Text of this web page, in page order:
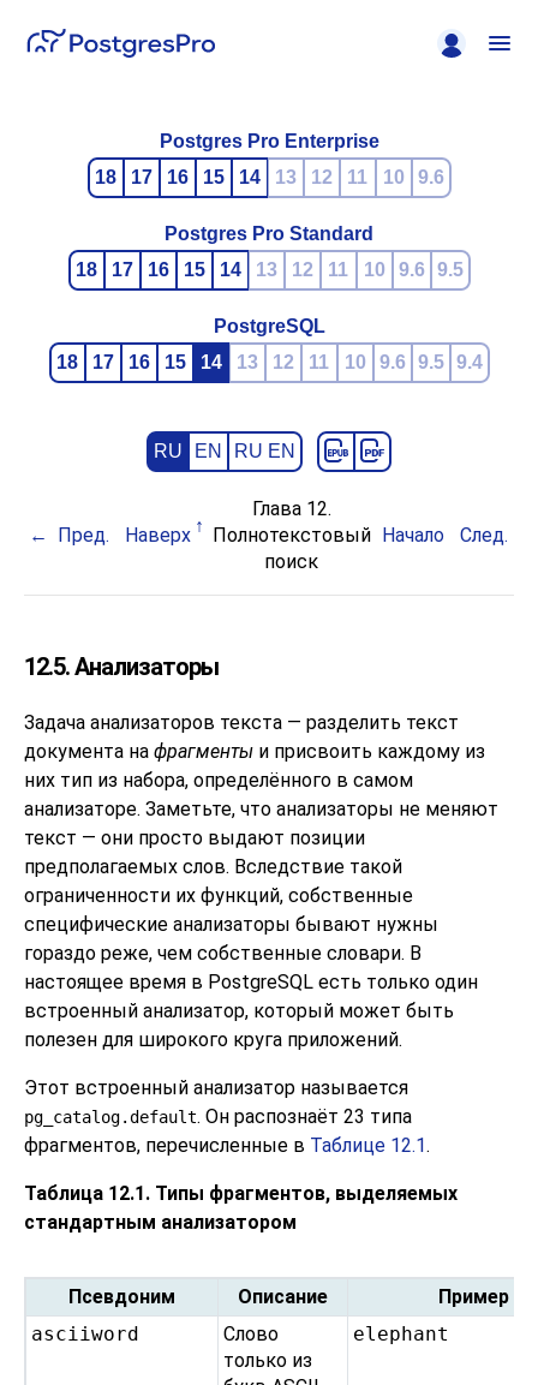
Postgres Pro Enterprise
18
17 16 15 14 13 12 11 10 9.6
Postgres Pro Standard
18
17 16 15 14 13 12 11 10 9.6 9.5
PostgreSQL
18
17 16 15 14 13 12 11 10 9.6 9.5 9.4
RU EN RU EN
Пред. Наверх
Глава 12.
Полнотекстовый
поиск
Начало След.
12.5. Анализаторы
Задача анализаторов текста — разделить текст
документа на фрагменты и присвоить каждому из
них тип из набора, определённого в самом
анализаторе. Заметьте, что анализаторы не меняют
текст — они просто выдают позиции
предполагаемых слов. Вследствие такой
ограниченности их функций, собственные
специфические анализаторы бывают нужны
гораздо реже, чем собственные словари. В
настоящее время в PostgreSQL есть только один
встроенный анализатор, который может быть
полезен для широкого круга приложений.
Этот встроенный анализатор называется
pg_catalog.default. Он распознаёт 23 типа
фрагментов, перечисленные в Таблице 12.1.
Таблица 12.1. Типы фрагментов, выделяемых
стандартным анализатором
Псевдоним Описание
Пример
asciiword
Слово
только из
elephant